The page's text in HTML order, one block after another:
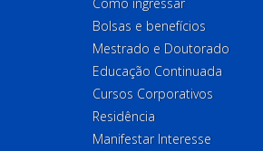
Bolsas e benefícios
Mestrado e Doutorado
Educação Continuada
Cursos Corporativos
Residência
Manifestar Interesse